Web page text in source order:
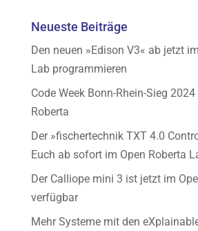
Neueste Beiträge
Den neuen »Edison V3« ab jetzt
Lab programmieren
Code Week Bonn-Rhein-Sieg
Roberta
Der »fischertechnik TXT 4.0
Euch ab sofort im Open Roberta
Der Calliope mini 3 ist jetzt im
verfügbar
Mehr Systeme mit den